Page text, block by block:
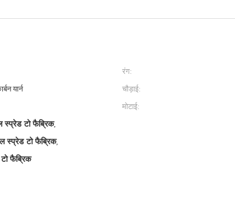
रंग:
यार्न चौड़ाई:
मोटाई:
स्प्रेड टो फैब्रिक,
स्प्रेड टो फैब्रिक,
फैब्रिक